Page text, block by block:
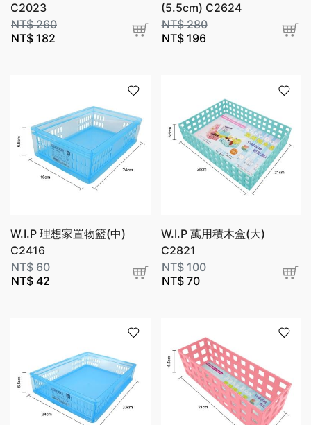
C2023
NT$260
NT$ 182
(5.5cm) C2624
NT$280
NT$196
W.I.P 理想家置物籃(中)
C2416
NT$60
NT$ 42
W.I.P 萬用積木盒(大)
C2821
NT$100
NT$70